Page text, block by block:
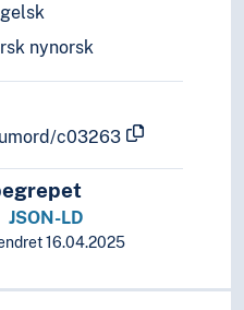
nynorsk
c03263
JSON-LD
16.04.2025